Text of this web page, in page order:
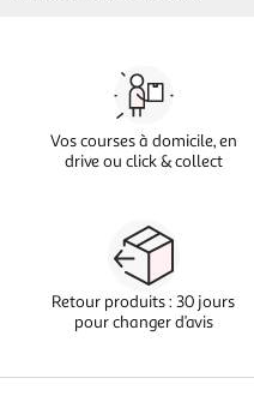
Vos courses à domicile, en
drive ou click & collect
Retour produits : 30 jours
pour changer d’avis